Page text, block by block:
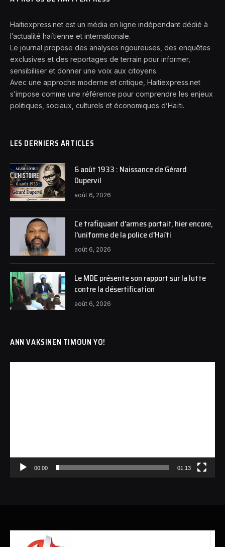
Haitiexpress.net est un média en ligne indépendant dédié à
l’actualité haïtienne et internationale.
Le journal propose des analyses rigoureuses, des enquêtes
exclusives et des reportages de terrain pour informer,
sensibiliser et donner une voix aux citoyens.
Avec une approche moderne et critique, Haitiexpress.net
s’impose comme une référence pour comprendre les enjeux
politiques, sociaux, culturels et économiques d’Haïti.
LES DERNIERS ARTICLES
6 août 1933 : Naissance de Gérard
Dupervil
août 6, 2026
Ce trafiquant d’armes portait, hier encore,
l’uniforme de la police d’Haïti
août 6, 2026
Le MDE présente son rapport sur la lutte
contre la désertification
août 6, 2026
ANN VAKSINEN TIMOUN YO!
00:00 01:13